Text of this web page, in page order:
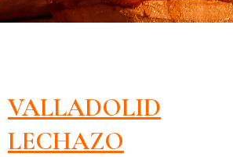
VALLADOLID
LECHAZO